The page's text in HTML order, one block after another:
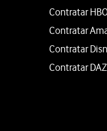
Contratar
Contratar
Contratar
Contratar